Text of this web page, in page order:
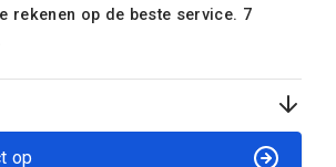
rekenen op de beste service. 7
op